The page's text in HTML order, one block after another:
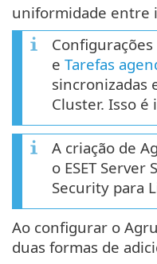
uniformidade entre
Configurações
e Tarefas
sincronizadas
Cluster. Isso
A criação de
o ESET Server
Security para
Ao configurar o
duas formas de